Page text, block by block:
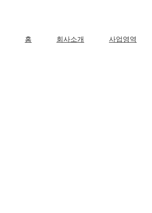
홈 회사소개 사업영역